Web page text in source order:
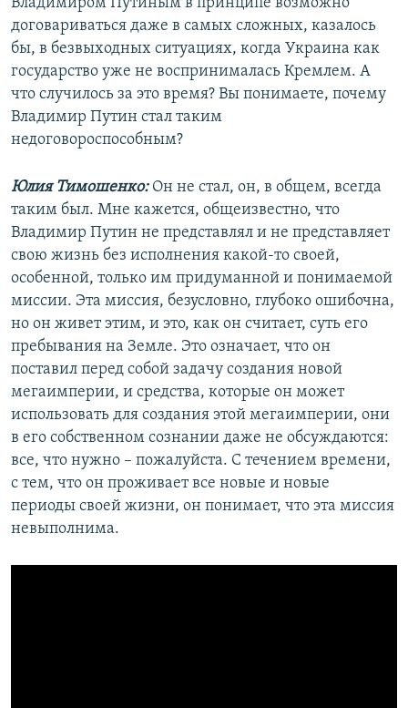
Владимиром Путиным в принципе возможно
договариваться даже в самых сложных, казалось
бы, в безвыходных ситуациях, когда Украина как
государство уже не воспринималась Кремлем. А
что случилось за это время? Вы понимаете, почему
Владимир Путин стал таким
недоговороспособным?
Юлия Тимошенко: Он не стал, он, в общем, всегда
таким был. Мне кажется, общеизвестно, что
Владимир Путин не представлял и не представляет
свою жизнь без исполнения какой-то своей,
особенной, только им придуманной и понимаемой
миссии. Эта миссия, безусловно, глубоко ошибочна,
но он живет этим, и это, как он считает, суть его
пребывания на Земле. Это означает, что он
поставил перед собой задачу создания новой
мегаимперии, и средства, которые он может
использовать для создания этой мегаимперии, они
в его собственном сознании даже не обсуждаются:
все, что нужно – пожалуйста. С течением времени,
с тем, что он проживает все новые и новые
периоды своей жизни, он понимает, что эта миссия
невыполнима.